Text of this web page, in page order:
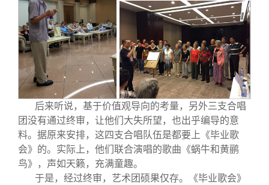
后来听说，基于价值观导向的考量，另外三支合唱
团没有通过终审，让他们大失所望，也出乎编导的意
料。据原来安排，这四支合唱队伍是都要上《毕业歌
会》的。实际上，他们联合演唱的歌曲《蜗牛和黄鹂
鸟》，声如天籁，充满童趣。
于是，经过终审，艺术团硕果仅存。《毕业歌会》